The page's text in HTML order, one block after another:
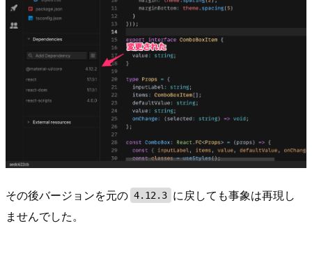
その後バージョンを元の 4.12.3 に戻しても事象は再現し
ませんでした。